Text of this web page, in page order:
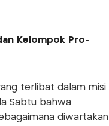
Kelompok Pro-
terlibat dalam misi
Sabtu bahwa
diwartakan